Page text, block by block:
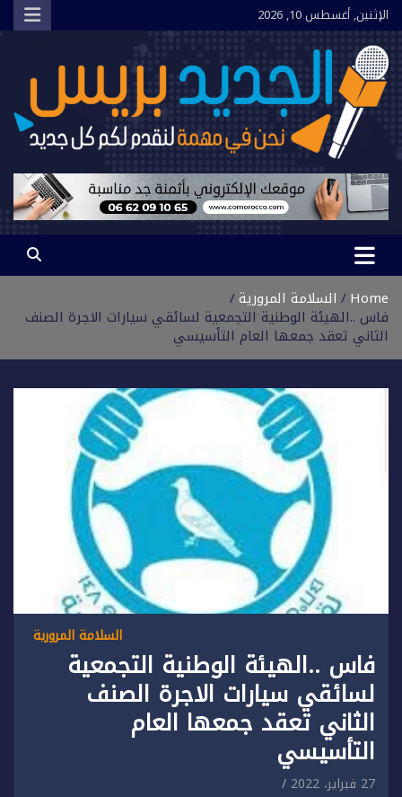
Skip
to
content
الإثنين, أغسطس 10, 2026
الجديد بريس
نحن في مهمة لنقدم لكم كل جديد
Home السلامة المرورية
فاس ..الهيئة الوطنية التجمعية لسائقي سيارات الاجرة الصنف
الثاني تعقد جمعها العام التأسيسي
السلامة المرورية
فاس ..الهيئة الوطنية التجمعية
لسائقي سيارات الاجرة الصنف
الثاني تعقد جمعها العام
التأسيسي
27 فبراير، 2022